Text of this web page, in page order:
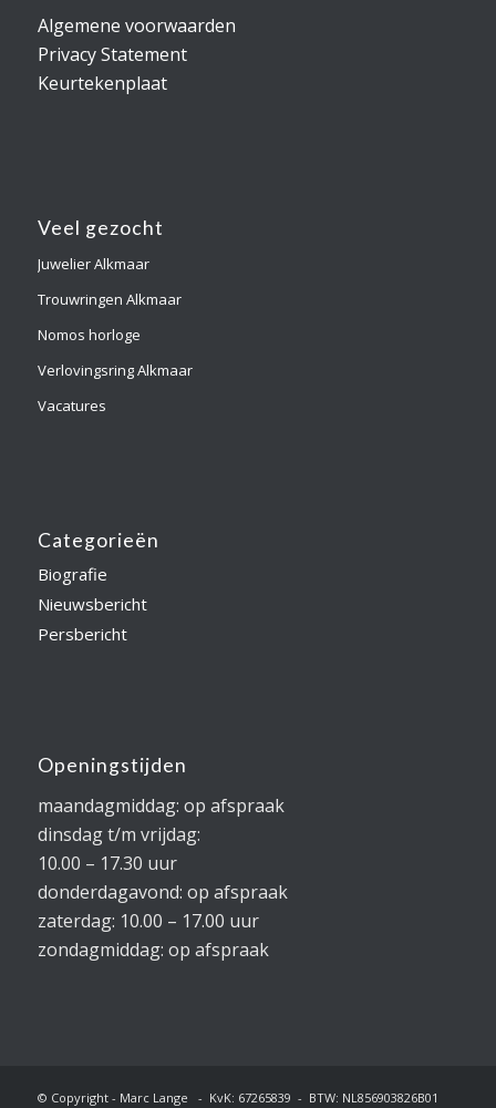
Algemene voorwaarden
Privacy Statement
Keurtekenplaat
Veel gezocht
Juwelier Alkmaar
Trouwringen Alkmaar
Nomos horloge
Verlovingsring Alkmaar
Vacatures
Categorieën
Biografie
Nieuwsbericht
Persbericht
Openingstijden
maandagmiddag: op afspraak
dinsdag t/m vrijdag:
10.00 – 17.30 uur
donderdagavond: op afspraak
zaterdag: 10.00 – 17.00 uur
zondagmiddag: op afspraak
© Copyright - Marc Lange - KvK: 67265839 - BTW: NL856903826B01